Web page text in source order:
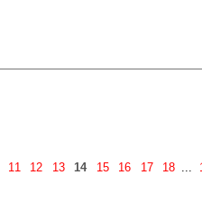
11 12 13 14 15 16 17 18 ...